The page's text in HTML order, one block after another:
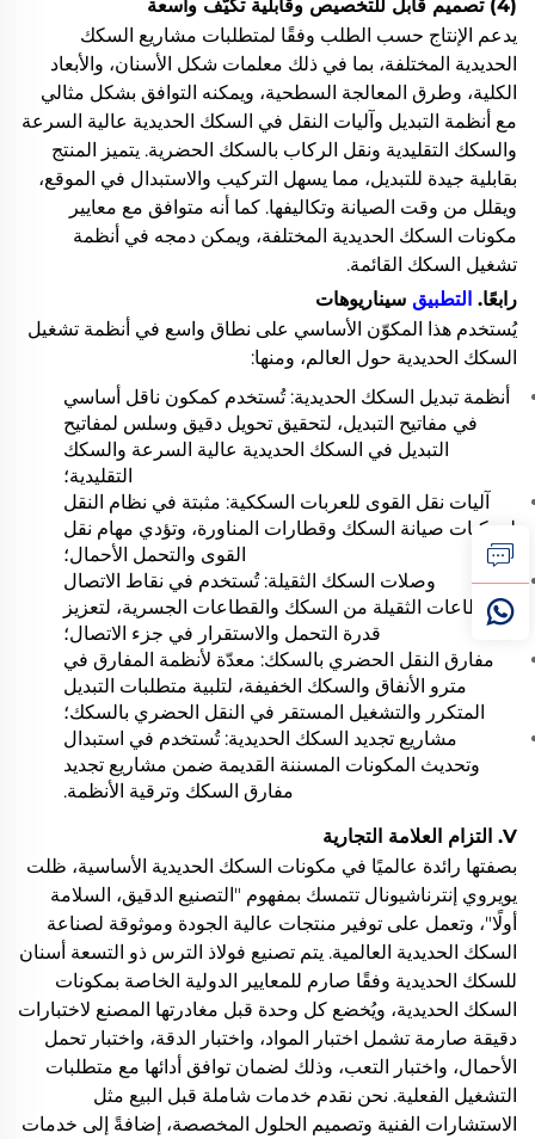
(4) تصميم قابل للتخصيص وقابلية تكيّف واسعة
يدعم الإنتاج حسب الطلب وفقًا لمتطلبات مشاريع السكك
الحديدية المختلفة، بما في ذلك معلمات شكل الأسنان، والأبعاد
الكلية، وطرق المعالجة السطحية، ويمكنه التوافق بشكل مثالي
مع أنظمة التبديل وآليات النقل في السكك الحديدية عالية السرعة
والسكك التقليدية ونقل الركاب بالسكك الحضرية. يتميز المنتج
بقابلية جيدة للتبديل، مما يسهل التركيب والاستبدال في الموقع،
ويقلل من وقت الصيانة وتكاليفها. كما أنه متوافق مع معايير
مكونات السكك الحديدية المختلفة، ويمكن دمجه في أنظمة
تشغيل السكك القائمة.
رابعًا. التطبيق سيناريوهات
يُستخدم هذا المكوّن الأساسي على نطاق واسع في أنظمة تشغيل
السكك الحديدية حول العالم، ومنها:
أنظمة تبديل السكك الحديدية: تُستخدم كمكون ناقل أساسي
في مفاتيح التبديل، لتحقيق تحويل دقيق وسلس لمفاتيح
التبديل في السكك الحديدية عالية السرعة والسكك
التقليدية؛
آليات نقل القوى للعربات السككية: مثبتة في نظام النقل
لمركبات صيانة السكك وقطارات المناورة، وتؤدي مهام نقل
القوى والتحمل الأحمال؛
وصلات السكك الثقيلة: تُستخدم في نقاط الاتصال
للقطاعات الثقيلة من السكك والقطاعات الجسرية، لتعزيز
قدرة التحمل والاستقرار في جزء الاتصال؛
مفارق النقل الحضري بالسكك: معدّة لأنظمة المفارق في
مترو الأنفاق والسكك الخفيفة، لتلبية متطلبات التبديل
المتكرر والتشغيل المستقر في النقل الحضري بالسكك؛
مشاريع تجديد السكك الحديدية: تُستخدم في استبدال
وتحديث المكونات المسننة القديمة ضمن مشاريع تجديد
مفارق السكك وترقية الأنظمة.
V. التزام العلامة التجارية
بصفتها رائدة عالميًا في مكونات السكك الحديدية الأساسية، ظلت
يويروي إنترناشيونال تتمسك بمفهوم "التصنيع الدقيق، السلامة
أولًا"، وتعمل على توفير منتجات عالية الجودة وموثوقة لصناعة
السكك الحديدية العالمية. يتم تصنيع فولاذ الترس ذو التسعة أسنان
للسكك الحديدية وفقًا صارم للمعايير الدولية الخاصة بمكونات
السكك الحديدية، ويُخضع كل وحدة قبل مغادرتها المصنع لاختبارات
دقيقة صارمة تشمل اختبار المواد، واختبار الدقة، واختبار تحمل
الأحمال، واختبار التعب، وذلك لضمان توافق أدائها مع متطلبات
التشغيل الفعلية. نحن نقدم خدمات شاملة قبل البيع مثل
الاستشارات الفنية وتصميم الحلول المخصصة، إضافةً إلى خدمات